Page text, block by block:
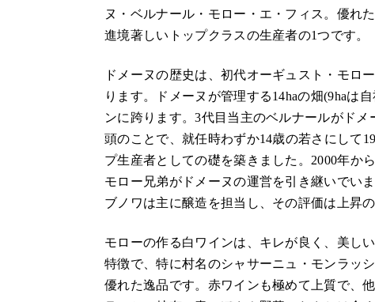
ヌ・ベルナール・モロー・エ・フィス。優れ
進境著しいトップクラスの生産者の1つです。
ドメーヌの歴史は、初代オーギュスト・モロ
ります。ドメーヌが管理する14haの畑(9haは
ンに跨ります。3代目当主のベルナールがド
頭のことで、就任時わずか14歳の若さにして
プ生産者としての礎を築きました。2000年か
モロー兄弟がドメーヌの運営を引き継いでい
ブノワは主に醸造を担当し、その評価は上昇
モローの作る白ワインは、キレが良く、美し
特徴で、特に村名のシャサーニュ・モンラッ
優れた逸品です。赤ワインも極めて上質で、